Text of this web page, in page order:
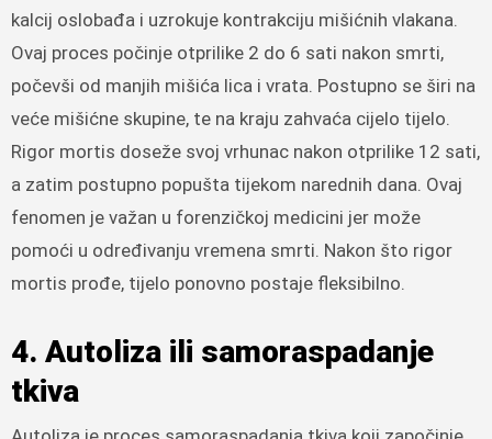
kalcij oslobađa i uzrokuje kontrakciju mišićnih vlakana.
Ovaj proces počinje otprilike 2 do 6 sati nakon smrti,
počevši od manjih mišića lica i vrata. Postupno se širi na
veće mišićne skupine, te na kraju zahvaća cijelo tijelo.
Rigor mortis doseže svoj vrhunac nakon otprilike 12 sati,
a zatim postupno popušta tijekom narednih dana. Ovaj
fenomen je važan u forenzičkoj medicini jer može
pomoći u određivanju vremena smrti. Nakon što rigor
mortis prođe, tijelo ponovno postaje fleksibilno.
4. Autoliza ili samoraspadanje
tkiva